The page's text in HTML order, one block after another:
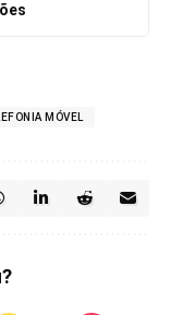
MÓVEL